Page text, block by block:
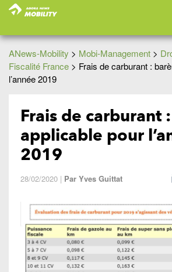
ANews-Mobility > Mobi-Management >
Fiscalité France > Frais de carburant :
l’année 2019
Frais de carburant
applicable pour
2019
28/02/2020 | Par Yves Guittat